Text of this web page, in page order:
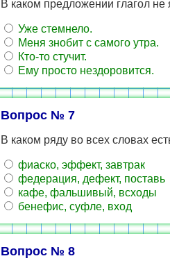
В каком предложении глагол
Уже стемнело.
Меня знобит с самого утра.
Кто-то стучит.
Ему просто нездоровится.
Вопрос № 7
В каком ряду во всех словах
фиаско, эффект, завтрак
федерация, дефект, поставь
кафе, фальшивый, всходы
бенефис, суфле, вход
Вопрос № 8